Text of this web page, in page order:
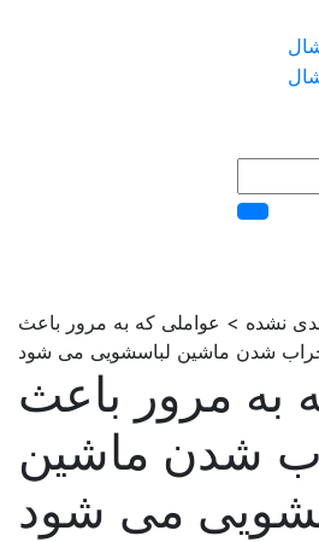
> عواملی که به مرور باعث
شدن ماشین لباسشویی می شود
مرور باعث
شدن ماشین
می شود